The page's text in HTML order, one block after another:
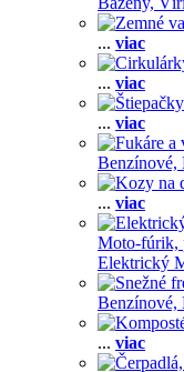
... viac
... viac
... viac
Benzínové,
... viac
Moto-fúrik,
Elektrický
Benzínové,
... viac